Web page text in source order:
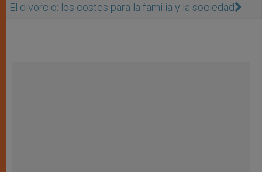
El divorcio: los costes para la familia y la sociedad